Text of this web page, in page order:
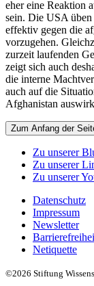
eher eine Reaktion
sein. Die USA üben
effektiv gegen die
vorzugehen.
zurzeit laufenden
zeigt sich auch
die interne
auch auf die
Afghanistan
Zum Anfang der
Zu unserer
Zu unserer
Zu unserer
Datenschutz
Impressum
Newsletter
Netiquette
©2026 Stiftung